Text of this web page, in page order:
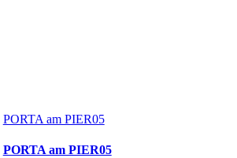
PORTA am PIER05
PORTA am PIER05